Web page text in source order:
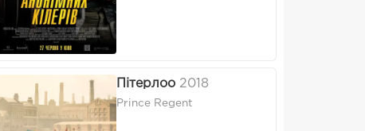
Пітерлоо 2018
Prince Regent